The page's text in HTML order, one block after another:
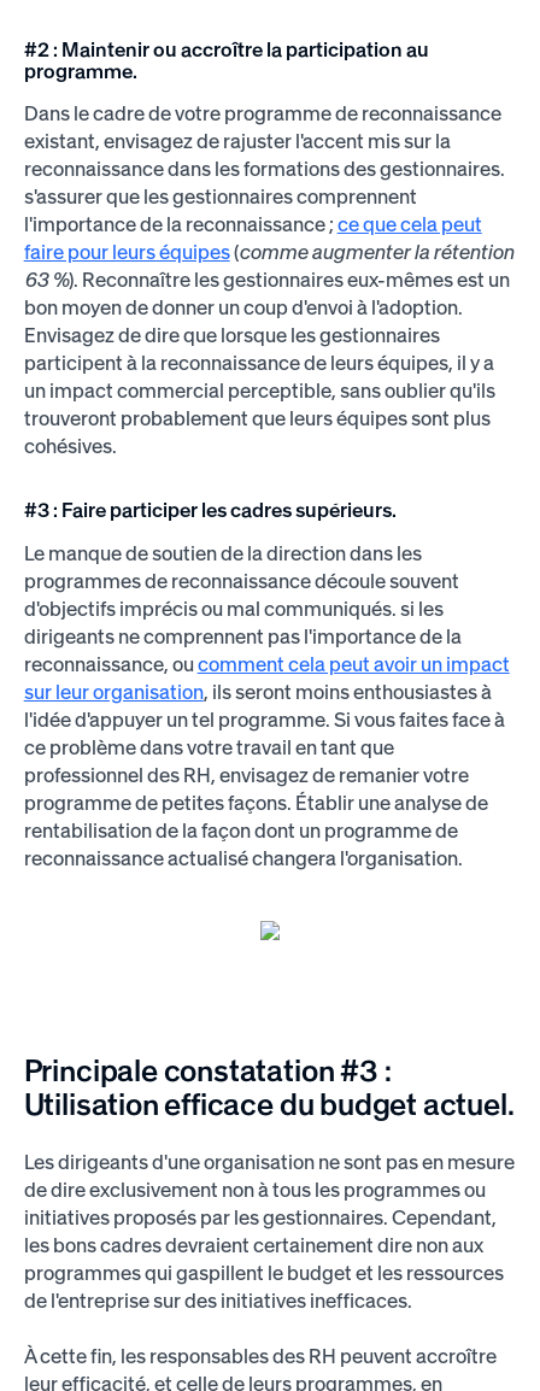
#2 : Maintenir ou accroître la participation au
programme.
Dans le cadre de votre programme de reconnaissance
existant, envisagez de rajuster l'accent mis sur la
reconnaissance dans les formations des gestionnaires.
s'assurer que les gestionnaires comprennent
l'importance de la reconnaissance ; ce que cela peut
faire pour leurs équipes(comme augmenter la rétention
63 %). Reconnaître les gestionnaires eux-mêmes est un
bon moyen de donner un coup d'envoi à l'adoption.
Envisagez de dire que lorsque les gestionnaires
participent à la reconnaissance de leurs équipes, il y a
un impact commercial perceptible, sans oublier qu'ils
trouveront probablement que leurs équipes sont plus
cohésives.
#3 : Faire participer les cadres supérieurs.
Le manque de soutien de la direction dans les
programmes de reconnaissance découle souvent
d'objectifs imprécis ou mal communiqués. si les
dirigeants ne comprennent pas l'importance de la
reconnaissance, oucomment cela peut avoir un impact
sur leur organisation, ils seront moins enthousiastes à
l'idée d'appuyer un tel programme. Si vous faites face à
ce problème dans votre travail en tant que
professionnel des RH, envisagez de remanier votre
programme de petites façons. Établir une analyse de
rentabilisation de la façon dont un programme de
reconnaissance actualisé changera l'organisation.
Principale constatation #3 :
Utilisation efficace du budget actuel.
Les dirigeants d'une organisation ne sont pas en mesure
de dire exclusivement non à tous les programmes ou
initiatives proposés par les gestionnaires. Cependant,
les bons cadres devraient certainement dire non aux
programmes qui gaspillent le budget et les ressources
de l'entreprise sur des initiatives inefficaces.
À cette fin, les responsables des RH peuvent accroître
leur efficacité, et celle de leurs programmes, en